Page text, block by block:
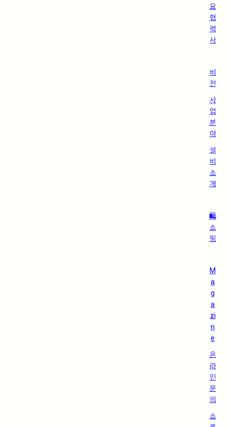
요
협
력
사
비
전
사
업
분
야
설
비
소
개
🛍️
쇼
핑
M
a
g
a
zi
n
e
온
라
인
문
의
쇼